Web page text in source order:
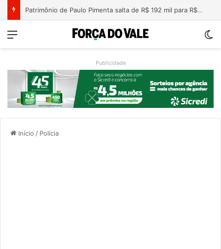
Patrimônio de Paulo Pimenta salta de R$ 192 mil para R$ 1,87 milhão em 4 anos
Menu
Publicidade
Início / Polícia